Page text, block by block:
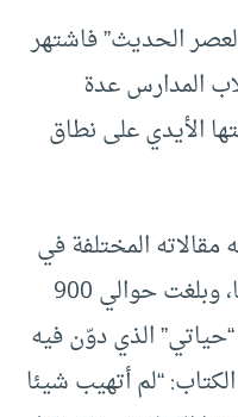
الحديث” فاشتهر
المدارس عدة
الأيدي على نطاق
المختلفة في
“الرسالة” و”الثقافة”… وغيرهما، وبلغت حوالي 900
الذي دوّن فيه
“لم أتهيب شيئا